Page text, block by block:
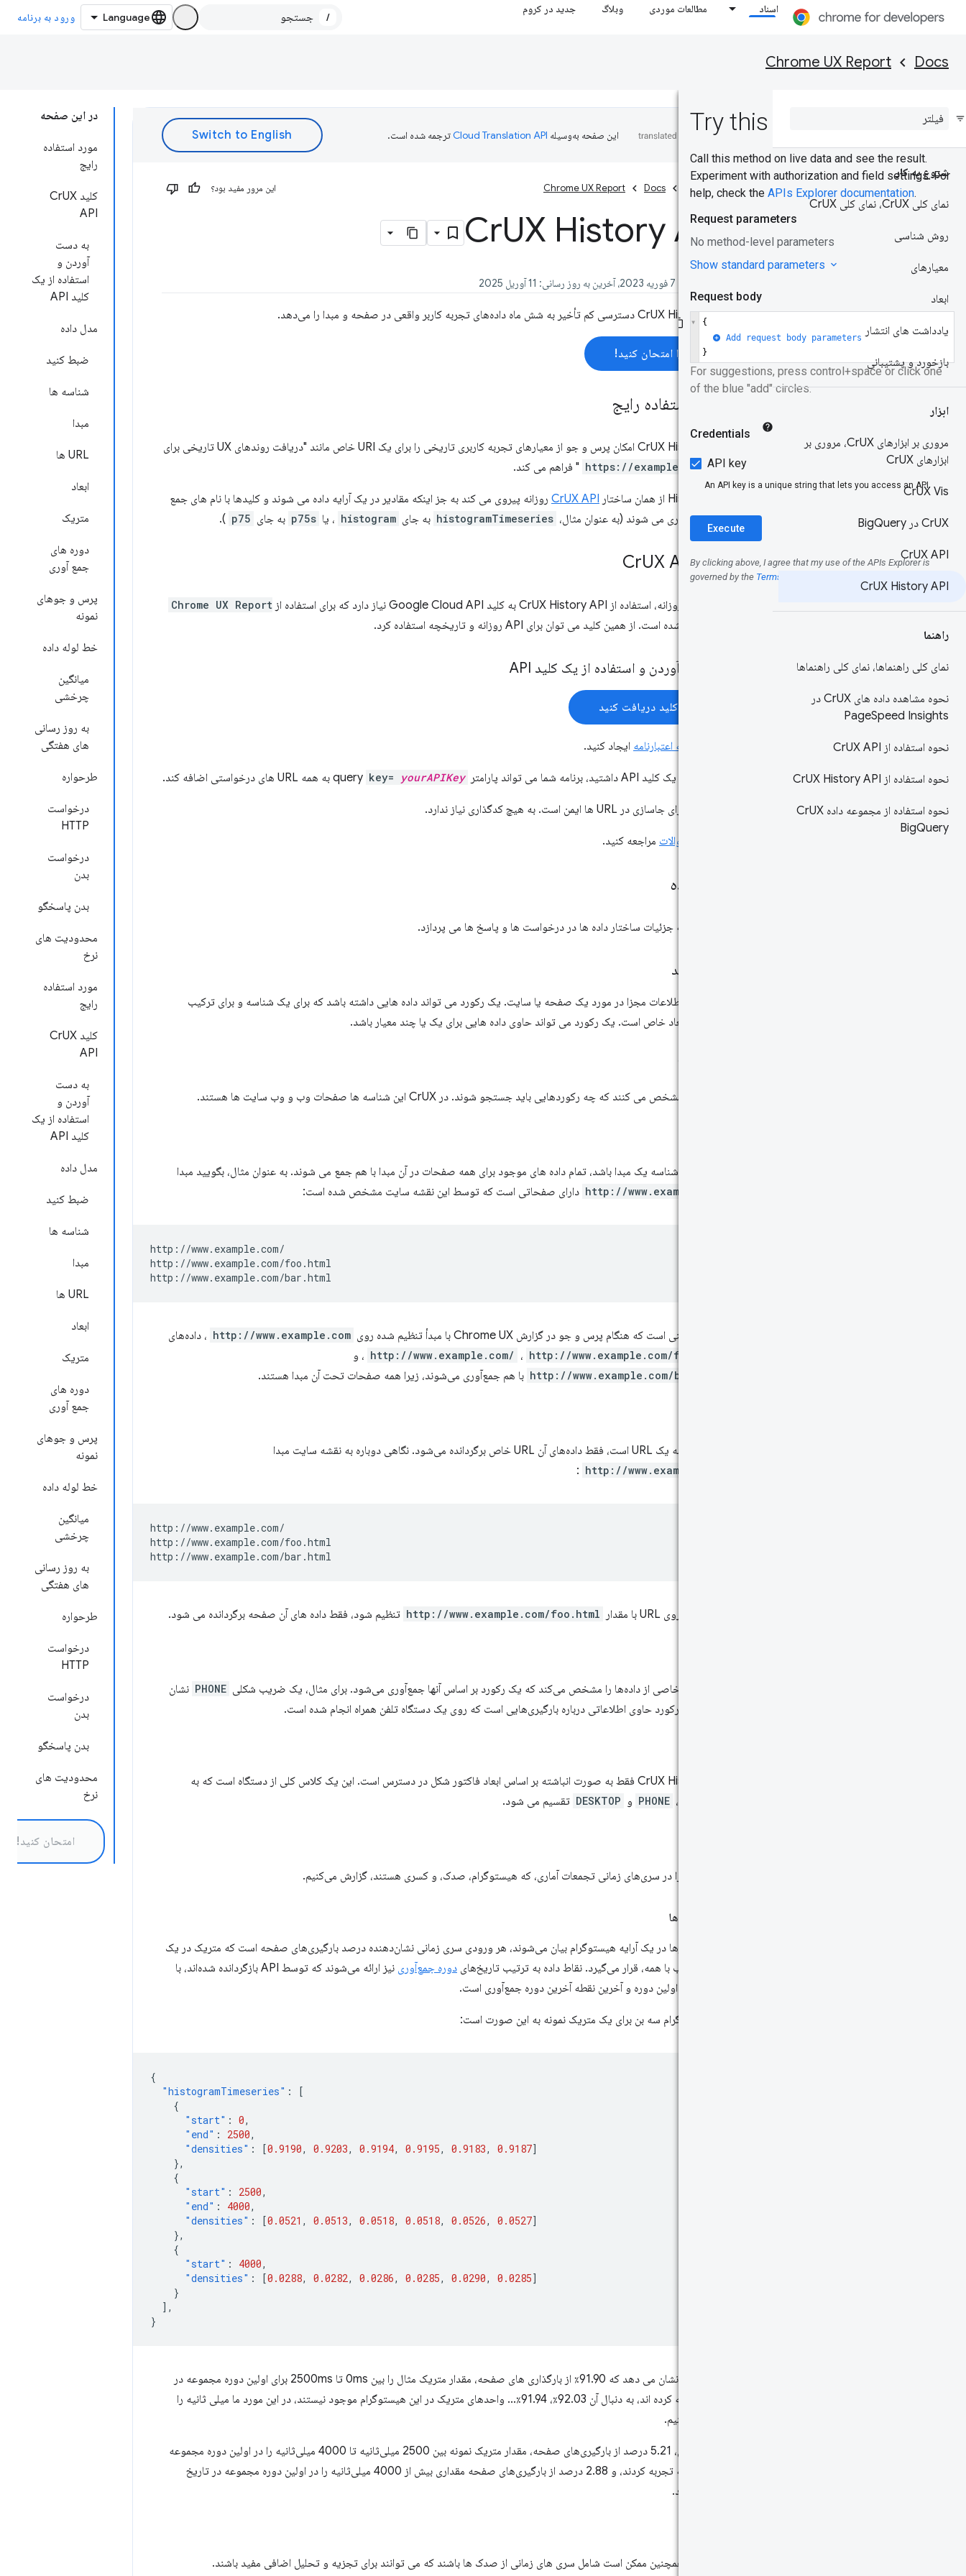
اسناد مطالعات موردی وبلاگ جدید در کروم
/ ورود به برنامه
Docs
Chrome UX Report
شروع به کار
نمای کلی Cr UX، نمای کلی Cr UX
روش شناسی
معیارهای
ابعاد
یادداشت های انتشار
بازخورد و پشتیبانی
ابزار
مروری بر ابزارهای Cr
UX، مروری بر
ابزارهای Cr UX
CrUX Vis
CrUX در Big Query
CrUX API
CrUX History API
راهنما
نمای کلی راهنماها، نمای کلی راهنماها
نحوه مشاهده داده های Cr
UX در
PageSpeed ​​Insights
نحوه استفاده از Cr UX API
نحوه استفاده از Cr UX History API
نحوه استفاده از مجموعه داده Cr UX
BigQuery
در این صفحه
مورد استفاده
رایج
کلید CrUX
API
به دست
آوردن و
استفاده از یک
کلید API
مدل داده
ضبط کنید
شناسه ها
مبدا
URL ها
ابعاد
متریک
دوره های
جمع آوری
پرس و جوهای
نمونه
خط لوله داده
میانگین
چرخشی
به روز رسانی
های هفتگی
طرحواره
درخواست
HTTP
درخواست
بدن
بدن پاسخگو
محدودیت های
نرخ
مورد استفاده
رایج
کلید CrUX
API
به دست
آوردن و
استفاده از یک
کلید API
مدل داده
ضبط کنید
شناسه ها
مبدا
URL ها
ابعاد
متریک
دوره های
جمع آوری
پرس و جوهای
نمونه
خط لوله داده
میانگین
چرخشی
به روز رسانی
های هفتگی
طرحواره
درخواست
HTTP
درخواست
بدن
بدن پاسخگو
محدودیت های
نرخ
امتحان کنید!
این صفحه به‌وسیله ترجمه شده است.
صفحه اصلی Docs
Chrome UX Report این مرور مفید بود؟
CrUX History API
CrUX History API دسترسی کم تأخیر به شش ماه داده‌های تجربه کاربر واقعی در صفحه و مبدا را می‌دهد.
آن را امتحان کنید!
مورد استفاده رایج
CrUX History API امکان پرس و جو از معیارهای تجربه کاربری تاریخی را برای یک URI خاص مانند "دریافت روندهای UX تاریخی برای
مبدا https://example.com " فراهم می کند.
History API از همان ساختار CrUX API روزانه پیروی می کند به جز اینکه مقادیر در یک آرایه داده می شوند و کلیدها با نام های جمع
برچسب گذاری می شوند (به عنوان مثال، histogramTimeseries به جای histogram ، یا p75s به جای p75
).
کلید CrUX API
Chrome UX Report
ارائه شده است. از همین کلید می توان برای API روزانه و تاریخچه استفاده کرد.
به دست آوردن و استفاده از یک کلید API
یک کلید دریافت کنید
صفحه اعتبارنامه ایجاد کنید.
بعد از اینکه یک کلید API داشتید، برنامه شما می تواند پارامتر query key= yourAPIKey به همه URL های درخواستی اضافه کند.
نمونه سوالات مراجعه کنید.
مدل داده
این بخش به جزئیات ساختار داده ها در درخواست ها و پاسخ ها می پردازد.
ضبط کنید
یک قطعه اطلاعات مجزا در مورد یک صفحه یا سایت. یک رکورد می تواند داده هایی داشته باشد که برای یک شناسه و برای ترکیب
خاصی از ابعاد خاص است. یک رکورد می تواند حاوی داده هایی برای یک یا چند معیار باشد.
شناسه ها مشخص می کنند که چه رکوردهایی باید جستجو شوند. در CrUX این شناسه ها صفحات وب و وب سایت ها هستند.
هنگامی که شناسه یک مبدا باشد، تمام داده های موجود برای همه صفحات در آن مبدا با هم جمع می شوند. به عنوان مثال، بگویید مبدا
http://www.example.com دارای صفحاتی است که توسط این نقشه سایت مشخص شده است:
http://www.example.com/
http://www.example.com/foo.html
این بدان معنی است که هنگام پرس و جو در گزارش Chrome UX با مبدأ تنظیم شده روی http://www.example.com ، داده‌های
http://www.example.com/ ، http://www.example.com/foo.html ، و
http://www.example.com/bar.html با هم جمع‌آوری می‌شوند، زیرا همه صفحات تحت آن مبدا هستند.
وقتی شناسه یک URL است، فقط داده‌های آن URL خاص برگردانده می‌شود. نگاهی دوباره به نقشه سایت مبدا
http://www.example.com
:
http://www.example.com/
http://www.example.com/foo.html
اگر شناسه روی URL با مقدار http://www.example.com/foo.html تنظیم شود، فقط داده های آن صفحه برگردانده می شود.
ابعاد، گروه خاصی از داده‌ها را مشخص می‌کند که یک رکورد بر اساس آنها جمع‌آوری می‌شود. برای مثال، یک ضریب شکلی PHONE نشان
می‌دهد که رکورد حاوی اطلاعاتی درباره بارگیری‌هایی است که روی یک دستگاه تلفن همراه انجام شده است.
CrUX History API فقط به صورت انباشته بر اساس ابعاد فاکتور شکل در دسترس است. این یک کلاس کلی از دستگاه است که به
PHONE ، و DESKTOP تقسیم می شود.
ما معیارها را در سری‌های زمانی تجمعات آماری، که هیستوگرام، صدک، و کسری هستند، گزارش می‌کنیم.
هیستوگرام ها
وقتی معیارها در یک آرایه هیستوگرام بیان می‌شوند، هر ورودی سری زمانی نشان‌دهنده درصد بارگیری‌های صفحه است که متریک در یک
بازه، متناسب با همه، قرار می‌گیرد. نقاط داده به ترتیب تاریخ‌های دوره جمع‌آوری
نیز ارائه می‌شوند که توسط API بازگردانده شده‌اند، با
اولین نقطه اولین دوره و آخرین نقطه آخرین دوره جمع‌آوری است.
یک هیستوگرام سه بن برای یک متریک نمونه به این صورت است:
{
"histogramTimeseries" :
[
{
"start" : 0,
"end" : 2500,
"densities" : [0.9190, 0.9203, 0.9194, 0.9195, 0.9183, 0.9187]
},
{
"start" : 2500,
"end" : 4000,
"densities" : [0.0521 , 0.0513, 0.0518, 0.0518, 0.0526, 0.0527]
},
{
"start" : 4000,
"densities" : [0.0288, 0.0282, 0.0286, 0.0285, 0.0290, 0.0285]
}
],
}
این داده ها نشان می دهد که 91.90٪ از بارگذاری های صفحه، مقدار متریک مثال را بین 0ms تا 2500ms برای اولین دوره مجموعه در
تاریخ تجربه کرده اند، به دنبال آن 92.03٪، 91.94٪... واحدهای متریک در این هیستوگرام موجود نیستند، در این مورد ما میلی ثانیه را
فرض می کنیم.
علاوه بر این، 5.21 درصد از بارگیری‌های صفحه، مقدار متریک نمونه بین 2500 میلی‌ثانیه تا 4000 میلی‌ثانیه را در اولین دوره مجموعه
در تاریخچه تجربه کردند، و 2.88 درصد از بارگیری‌های صفحه مقداری بیش از 4000 میلی‌ثانیه را در اولین دوره مجموعه در تاریخ
تجربه کردند.
متریک ها همچنین ممکن است شامل سری های زمانی از صدک ها باشند که می توانند برای تجزیه و تحلیل اضافی مفید باشند.